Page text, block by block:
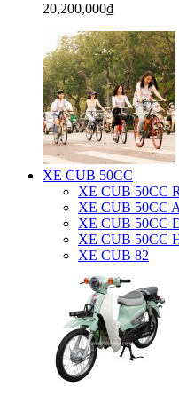
20,200,000₫
XE CUB 50CC
XE CUB 50CC
XE CUB 50CC
XE CUB 50CC
XE CUB 50CC
XE CUB 82